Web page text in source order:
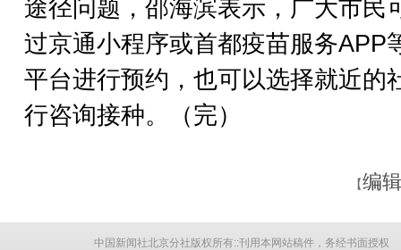
途径问题，邵海滨表示，广大市民
过京通小程序或首都疫苗服务APP
平台进行预约，也可以选择就近的
行咨询接种。（完）
【编
中国新闻社北京分社版权所有::刊用本网站稿件，务经书面授权